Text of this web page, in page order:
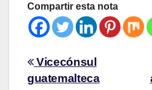
Compartir esta nota
Vicecónsul
guatemalteca